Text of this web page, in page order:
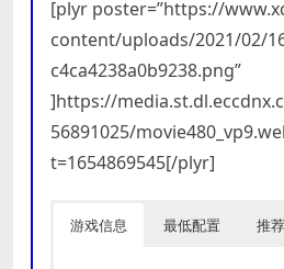
[plyr poster=”https://
content/uploads/2021/02/
c4ca4238a0b9238.png”
]https://
56891025/
t=1654869545[/plyr]
游戏信息 最低配置 推